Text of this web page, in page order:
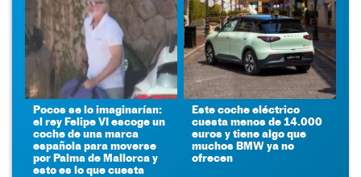
Pocos se lo imaginarían:
el rey Felipe VI escoge un
coche de una marca
española para moverse
por Palma de Mallorca y
esto es lo que cuesta
Este coche eléctrico
cuesta menos de 14.000
euros y tiene algo que
muchos BMW ya no
ofrecen